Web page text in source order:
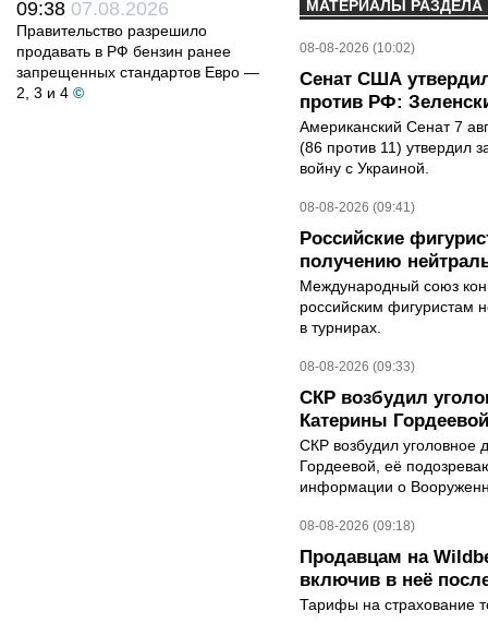
09:38 07.08.2026
Правительство разрешило
продавать в РФ бензин ранее
запрещенных стандартов Евро —
2, 3 и 4 ©
МАТЕРИАЛЫ РАЗДЕЛА
08-08-2026 (10:02)
Сенат США
против РФ:
Американский Сенат 7
(86 против 11) утвердил
войну с Украиной.
08-08-2026 (09:41)
Российские
получению
Международный союз
российским фигуристам
в турнирах.
08-08-2026 (09:33)
СКР возбудил
Катерины Гордеевой
СКР возбудил уголовное
Гордеевой, её
информации о
08-08-2026 (09:18)
Продавцам на
включив в неё
Тарифы на страхование